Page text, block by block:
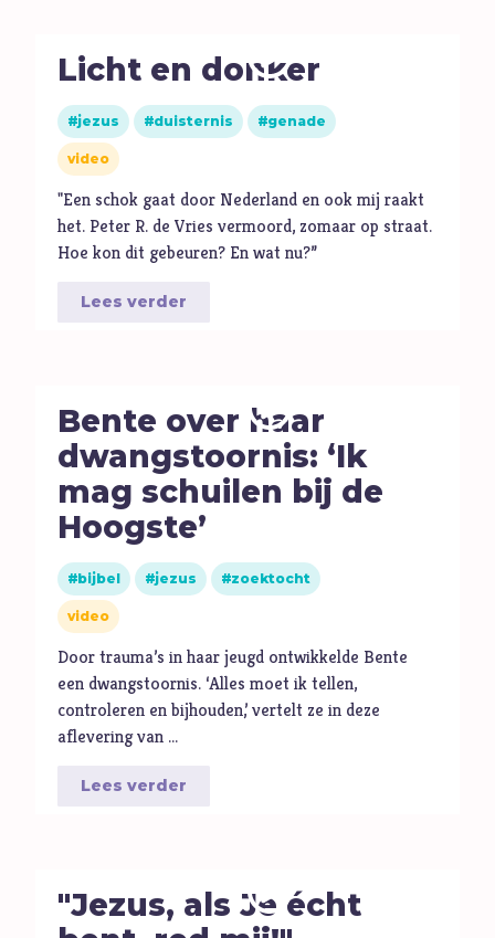
Games
Geld
Genade
Geweld
Gewoonten
Goden
Heiligheid
Homoseksualiteit
Hoop
Illusie
Inspiratie
Islam
Israël
Jezus
Jodendom
Kerk
Kerst
Liefde
Licht en donker
jezus duisternis genade
video
"Een schok gaat door Nederland en ook mij raakt
het. Peter R. de Vries vermoord, zomaar op straat.
Hoe kon dit gebeuren? En wat nu?”
Lees verder
Bente over haar
dwangstoornis: ‘Ik
mag schuilen bij de
Hoogste’
bijbel jezus zoektocht
video
Door trauma’s in haar jeugd ontwikkelde Bente
een dwangstoornis. ‘Alles moet ik tellen,
controleren en bijhouden,’ vertelt ze in deze
aflevering van …
Lees verder
"Jezus, als Je écht